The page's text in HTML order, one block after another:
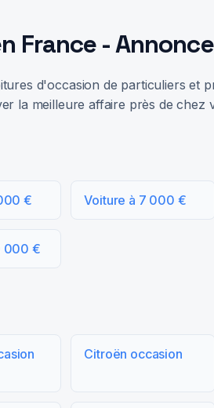
France -
d'occasion de particuliers et
la meilleure affaire près de chez
€ Voiture à 7 000 €
000 €
Citroën occasion